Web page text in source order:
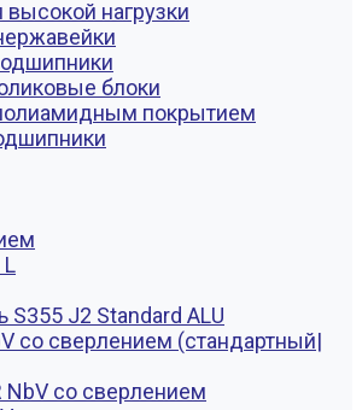
нагрузки
блоки
покрытием
S355 J2 Standard ALU
со сверлением (стандартный|
NbV со сверлением